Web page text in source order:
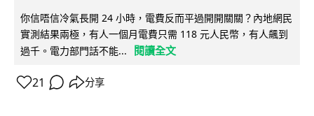
你信唔信冷氣長開 24 小時，電費反而平過開開關關？內地網民
實測結果兩極，有人一個月電費只需 118 元人民幣，有人飆到
過千。電力部門話不能...
閱讀全文
21 分享